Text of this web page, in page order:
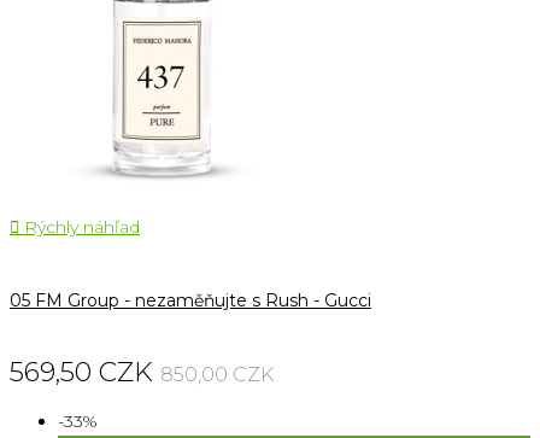
 Rýchly náhľad
05 FM Group - nezaměňujte s Rush - Gucci
569,50 CZK 850,00 CZK
-33%